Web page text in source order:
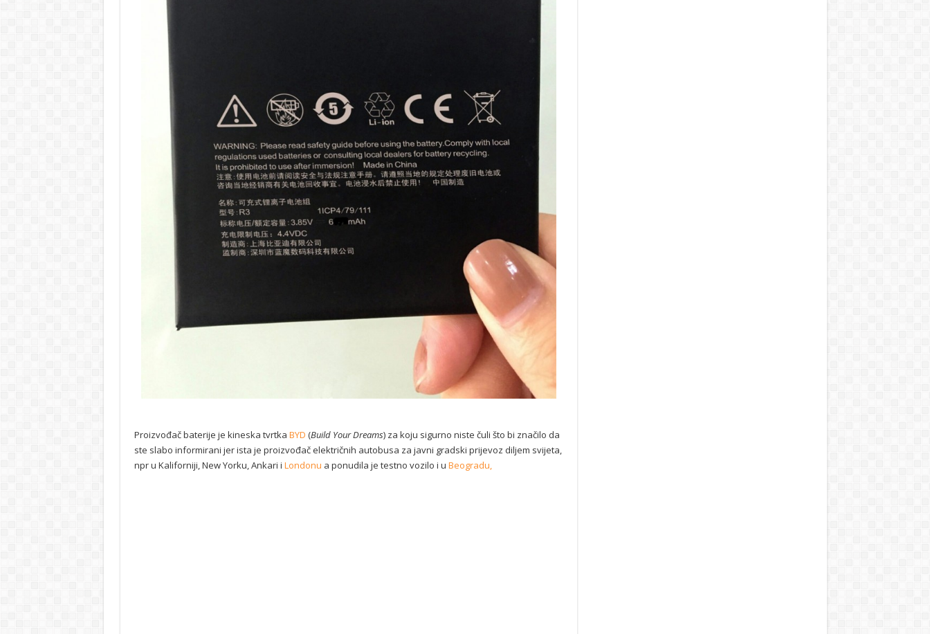
Proizvođač baterije je kineska tvrtka BYD (Build Your Dreams) za koju sigurno niste čuli što bi značilo da
ste slabo informirani jer ista je proizvođač električnih autobusa za javni gradski prijevoz diljem svijeta,
npr u Kaliforniji, New Yorku, Ankari i Londonu a ponudila je testno vozilo i u Beogradu,